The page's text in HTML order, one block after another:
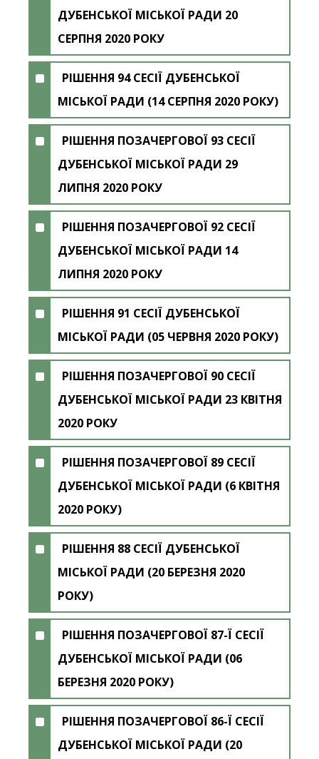
ДУБЕНСЬКОЇ МІСЬКОЇ РАДИ 20
СЕРПНЯ 2020 РОКУ
РІШЕННЯ 94 СЕСІЇ ДУБЕНСЬКОЇ
МІСЬКОЇ РАДИ (14 СЕРПНЯ 2020 РОКУ)
РІШЕННЯ ПОЗАЧЕРГОВОЇ 93 СЕСІЇ
ДУБЕНСЬКОЇ МІСЬКОЇ РАДИ 29
ЛИПНЯ 2020 РОКУ
РІШЕННЯ ПОЗАЧЕРГОВОЇ 92 СЕСІЇ
ДУБЕНСЬКОЇ МІСЬКОЇ РАДИ 14
ЛИПНЯ 2020 РОКУ
РІШЕННЯ 91 СЕСІЇ ДУБЕНСЬКОЇ
МІСЬКОЇ РАДИ (05 ЧЕРВНЯ 2020 РОКУ)
РІШЕННЯ ПОЗАЧЕРГОВОЇ 90 СЕСІЇ
ДУБЕНСЬКОЇ МІСЬКОЇ РАДИ 23 КВІТНЯ
2020 РОКУ
РІШЕННЯ ПОЗАЧЕРГОВОЇ 89 СЕСІЇ
ДУБЕНСЬКОЇ МІСЬКОЇ РАДИ (6 КВІТНЯ
2020 РОКУ)
РІШЕННЯ 88 СЕСІЇ ДУБЕНСЬКОЇ
МІСЬКОЇ РАДИ (20 БЕРЕЗНЯ 2020
РОКУ)
РІШЕННЯ ПОЗАЧЕРГОВОЇ 87-Ї СЕСІЇ
ДУБЕНСЬКОЇ МІСЬКОЇ РАДИ (06
БЕРЕЗНЯ 2020 РОКУ)
РІШЕННЯ ПОЗАЧЕРГОВОЇ 86-Ї СЕСІЇ
ДУБЕНСЬКОЇ МІСЬКОЇ РАДИ (20